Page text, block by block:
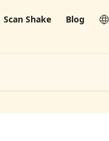
Scan Shake Blog